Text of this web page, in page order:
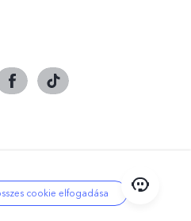
cookie elfogadása